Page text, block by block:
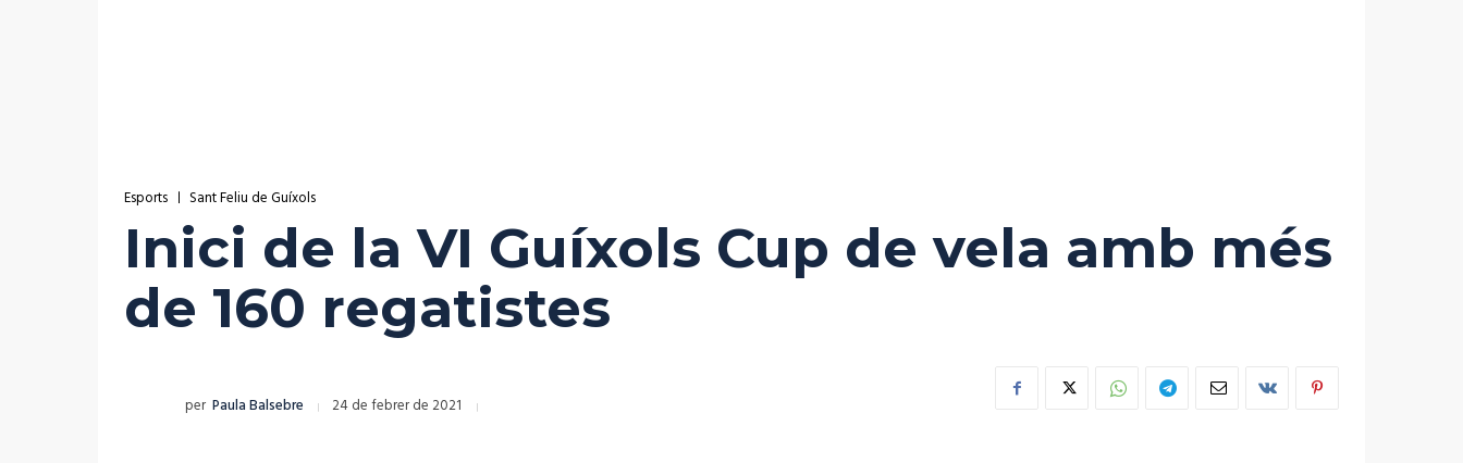
Esports Sant Feliu de Guíxols
Inici de la VI Guíxols Cup de vela amb més
de 160 regatistes
per Paula Balsebre 24 de febrer de 2021